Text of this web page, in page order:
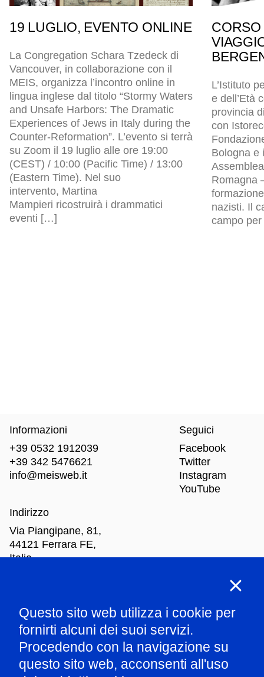
19 LUGLIO, EVENTO ONLINE
La Congregation Schara Tzedeck di
Vancouver, in collaborazione con il
MEIS, organizza l’incontro online in
lingua inglese dal titolo “Stormy Waters
and Unsafe Harbors: The Dramatic
Experiences of Jews in Italy during the
Counter-Reformation”. L’evento si terrà
su Zoom il 19 luglio alle ore 19:00
(CEST) / 10:00 (Pacific Time) / 13:00
(Eastern Time). Nel suo
intervento, Martina
Mampieri ricostruirà i drammatici
eventi […]
L’Istituto
e dell’Età
provincia
con
Bologna e
Romagna
nazisti. Il
campo
Questo sito web utilizza i cookie per
fornirti alcuni dei suoi servizi.
Procedendo con la navigazione su
questo sito web, acconsenti all'uso
Informazioni
+39 0532 1912039
+39 342 5476621
info@meisweb.it
Indirizzo
Via Piangipane, 81,
44121 Ferrara FE,
Italia
Seguici
Facebook
Twitter
Instagram
YouTube
Mar-Dom: dalle 10.00 alle 18.00
Parla con il nostro staff